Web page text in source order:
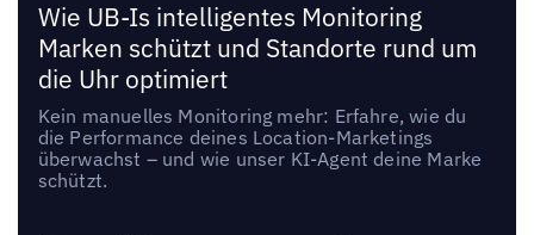
Wie UB-Is intelligentes Monitoring
Marken schützt und Standorte rund um
die Uhr optimiert
Kein manuelles Monitoring mehr: Erfahre, wie du
die Performance deines Location-Marketings
überwachst – und wie unser KI-Agent deine Marke
schützt.